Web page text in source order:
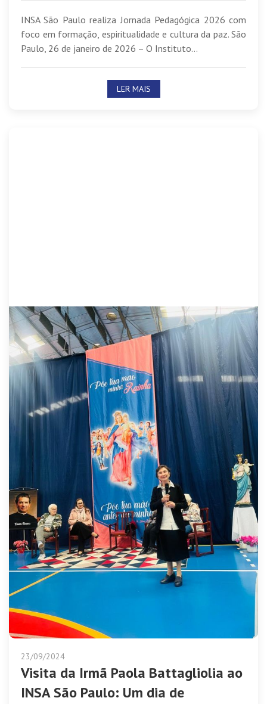
INSA São Paulo realiza Jornada Pedagógica 2026 com
foco em formação, espiritualidade e cultura da paz. São
Paulo, 26 de janeiro de 2026 – O Instituto...
LER MAIS
23/09/2024
Visita da Irmã Paola Battagliolia ao
INSA São Paulo: Um dia de